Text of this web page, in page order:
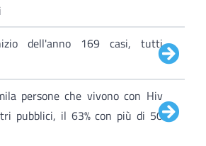
dell'anno 169 casi, tutti
persone che vivono con Hiv
pubblici, il 63% con più di 50